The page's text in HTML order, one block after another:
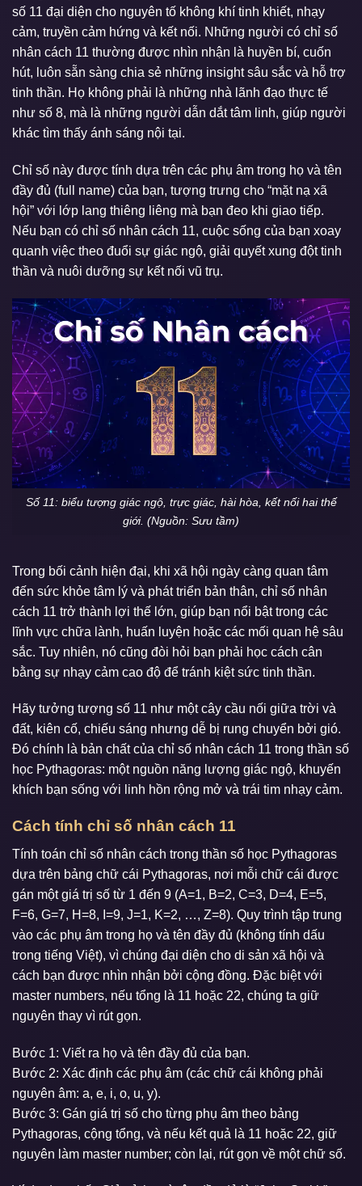
số 11 đại diện cho nguyên tố không khí tinh khiết, nhạy
cảm, truyền cảm hứng và kết nối. Những người có chỉ số
nhân cách 11 thường được nhìn nhận là huyền bí, cuốn
hút, luôn sẵn sàng chia sẻ những insight sâu sắc và hỗ trợ
tinh thần. Họ không phải là những nhà lãnh đạo thực tế
như số 8, mà là những người dẫn dắt tâm linh, giúp người
khác tìm thấy ánh sáng nội tại.
Chỉ số này được tính dựa trên các phụ âm trong họ và tên
đầy đủ (full name) của bạn, tượng trưng cho “mặt nạ xã
hội” với lớp lang thiêng liêng mà bạn đeo khi giao tiếp.
Nếu bạn có chỉ số nhân cách 11, cuộc sống của bạn xoay
quanh việc theo đuổi sự giác ngộ, giải quyết xung đột tinh
thần và nuôi dưỡng sự kết nối vũ trụ.
Số 11: biểu tượng giác ngộ, trực giác, hài hòa, kết nối hai thế
giới. (Nguồn: Sưu tầm)
Trong bối cảnh hiện đại, khi xã hội ngày càng quan tâm
đến sức khỏe tâm lý và phát triển bản thân, chỉ số nhân
cách 11 trở thành lợi thế lớn, giúp bạn nổi bật trong các
lĩnh vực chữa lành, huấn luyện hoặc các mối quan hệ sâu
sắc. Tuy nhiên, nó cũng đòi hỏi bạn phải học cách cân
bằng sự nhạy cảm cao độ để tránh kiệt sức tinh thần.
Hãy tưởng tượng số 11 như một cây cầu nối giữa trời và
đất, kiên cố, chiếu sáng nhưng dễ bị rung chuyển bởi gió.
Đó chính là bản chất của chỉ số nhân cách 11 trong thần số
học Pythagoras: một nguồn năng lượng giác ngộ, khuyến
khích bạn sống với linh hồn rộng mở và trái tim nhạy cảm.
Cách tính chỉ số nhân cách 11
Tính toán chỉ số nhân cách trong thần số học Pythagoras
dựa trên bảng chữ cái Pythagoras, nơi mỗi chữ cái được
gán một giá trị số từ 1 đến 9 (A=1, B=2, C=3, D=4, E=5,
F=6, G=7, H=8, I=9, J=1, K=2, …, Z=8). Quy trình tập trung
vào các phụ âm trong họ và tên đầy đủ (không tính dấu
trong tiếng Việt), vì chúng đại diện cho di sản xã hội và
cách bạn được nhìn nhận bởi cộng đồng. Đặc biệt với
master numbers, nếu tổng là 11 hoặc 22, chúng ta giữ
nguyên thay vì rút gọn.
Bước 1: Viết ra họ và tên đầy đủ của bạn.
Bước 2: Xác định các phụ âm (các chữ cái không phải
nguyên âm: a, e, i, o, u, y).
Bước 3: Gán giá trị số cho từng phụ âm theo bảng
Pythagoras, cộng tổng, và nếu kết quả là 11 hoặc 22, giữ
nguyên làm master number; còn lại, rút gọn về một chữ số.